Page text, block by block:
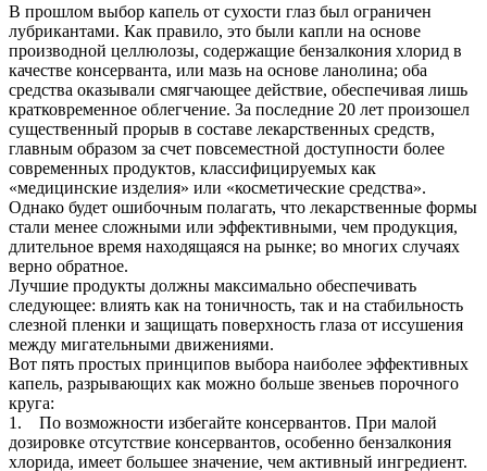
В прошлом выбор капель от сухости глаз был ограничен
лубрикантами. Как правило, это были капли на основе
производной целлюлозы, содержащие бензалкония хлорид в
качестве консерванта, или мазь на основе ланолина; оба
средства оказывали смягчающее действие, обеспечивая лишь
кратковременное облегчение. За последние 20 лет произошел
существенный прорыв в составе лекарственных средств,
главным образом за счет повсеместной доступности более
современных продуктов, классифицируемых как
«медицинские изделия» или «косметические средства».
Однако будет ошибочным полагать, что лекарственные формы
стали менее сложными или эффективными, чем продукция,
длительное время находящаяся на рынке; во многих случаях
верно обратное.
Лучшие продукты должны максимально обеспечивать
следующее: влиять как на тоничность, так и на стабильность
слезной пленки и защищать поверхность глаза от иссушения
между мигательными движениями.
Вот пять простых принципов выбора наиболее эффективных
капель, разрывающих как можно больше звеньев порочного
круга:
1. По возможности избегайте консервантов. При малой
дозировке отсутствие консервантов, особенно бензалкония
хлорида, имеет большее значение, чем активный ингредиент.